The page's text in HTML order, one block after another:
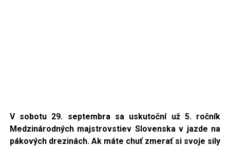
V sobotu 29. septembra sa uskutoční už 5. ročník
Medzinárodných majstrovstiev Slovenska v jazde na
pákových drezinách. Ak máte chuť zmerať si svoje sily